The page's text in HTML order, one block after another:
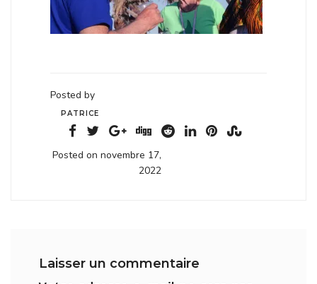
Posted by
PATRICE
Posted on novembre 17,
2022
Laisser un commentaire